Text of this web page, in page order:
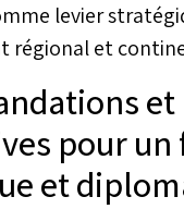
levier
régional et
et
pour
et